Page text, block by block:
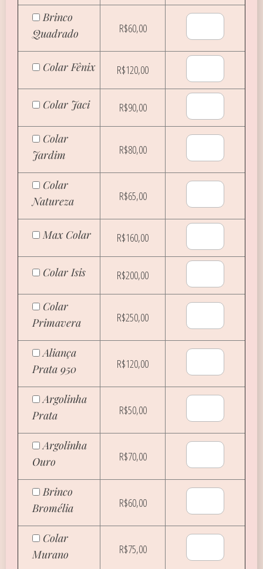
Brinco
Quadrado
R$60,00
Colar Fênix R$120,00
Colar Jaci R$90,00
Colar
Jardim
R$80,00
Colar
Natureza
R$65,00
Max Colar R$160,00
Colar Isis R$200,00
Colar
Primavera
R$250,00
Aliança
Prata 950
R$120,00
Argolinha
Prata
R$50,00
Argolinha
Ouro
R$70,00
Brinco
Bromélia
R$60,00
Colar
Murano
R$75,00